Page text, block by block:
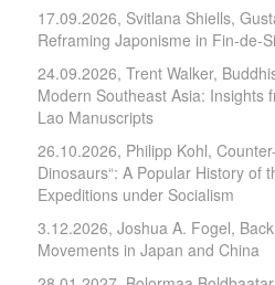
17.09.2026, Svitlana Shiells,
Reframing Japonisme in Fin-de-
24.09.2026, Trent Walker,
Modern Southeast Asia: Insights
Lao Manuscripts
26.10.2026, Philipp Kohl,
Dinosaurs“: A Popular History of
Expeditions under Socialism
3.12.2026, Joshua A. Fogel,
Movements in Japan and China